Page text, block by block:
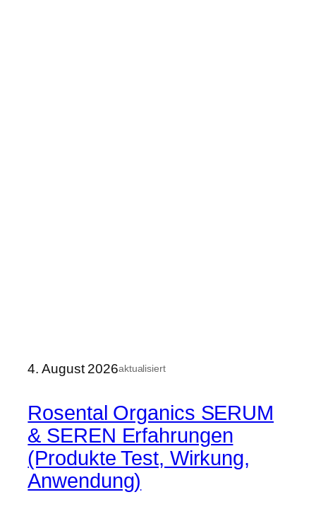
4. August 2026aktualisiert
Rosental Organics SERUM
& SEREN Erfahrungen
(Produkte Test, Wirkung,
Anwendung)